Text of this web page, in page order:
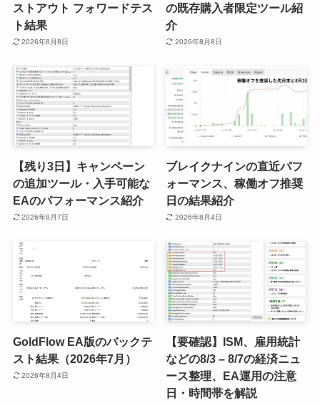
ストアウト フォワードテス
ト結果
2026年8月8日
の既存購入者限定ツール紹
介
2026年8月8日
【残り3日】キャンペーン
の追加ツール・入手可能な
EAのパフォーマンス紹介
2026年8月7日
ブレイクナインの直近パフ
ォーマンス、稼働オフ推奨
日の結果紹介
2026年8月4日
GoldFlow EA版のバックテ
スト結果（2026年7月）
2026年8月4日
【要確認】ISM、雇用統計
などの8/3 – 8/7の経済ニュ
ース整理、EA運用の注意
日・時間帯を解説